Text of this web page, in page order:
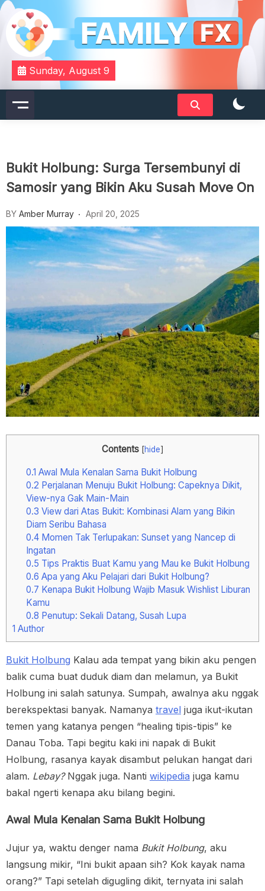
Skip
content
Familyfx
Your Daily Dose of Family Wisdom
Sunday, August 9
Bukit Holbung: Surga Tersembunyi di
Samosir yang Bikin Aku Susah Move On
BY Amber Murray April 20, 2025
Contents [hide]
0.1 Awal Mula Kenalan Sama Bukit Holbung
0.2 Perjalanan Menuju Bukit Holbung: Capeknya Dikit,
View-nya Gak Main-Main
0.3 View dari Atas Bukit: Kombinasi Alam yang Bikin
Diam Seribu Bahasa
0.4Momen Tak Terlupakan: Sunset yang Nancep di
Ingatan
0.5 Tips Praktis Buat Kamu yang Mau ke Bukit Holbung
0.6 Apa yang Aku Pelajari dari Bukit Holbung?
0.7 Kenapa Bukit Holbung Wajib Masuk Wishlist Liburan
Kamu
0.8 Penutup: Sekali Datang, Susah Lupa
1 Author
Bukit Holbung Kalau ada tempat yang bikin aku pengen
balik cuma buat duduk diam dan melamun, ya Bukit
Holbung ini salah satunya. Sumpah, awalnya aku nggak
berekspektasi banyak. Namanya travel juga ikut-ikutan
temen yang katanya pengen “healing tipis-tipis” ke
Danau Toba. Tapi begitu kaki ini napak di Bukit
Holbung, rasanya kayak disambut pelukan hangat dari
alam. Lebay?Nggak juga. Nanti wikipedia juga kamu
bakal ngerti kenapa aku bilang begini.
Awal Mula Kenalan Sama Bukit Holbung
Jujur ya, waktu denger nama Bukit Holbung, aku
langsung mikir, “Ini bukit apaan sih? Kok kayak nama
orang?” Tapi setelah digugling dikit, ternyata ini salah